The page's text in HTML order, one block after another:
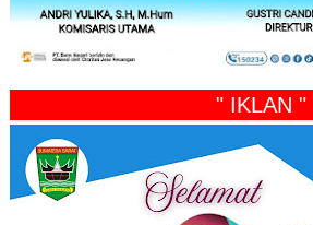
"